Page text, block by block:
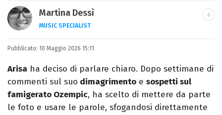
Martina Dessì
MUSIC SPECIALIST
Ascolto, scrivo, a volte recensisco, smonto
classifiche: la musica è il mio primo amore.
Pubblicato: 10 Maggio 2026 15:11
Arisa ha deciso di parlare chiaro. Dopo settimane di
commenti sul suo dimagrimento e sospetti sul
famigerato Ozempic, ha scelto di mettere da parte
le foto e usare le parole, sfogandosi direttamente